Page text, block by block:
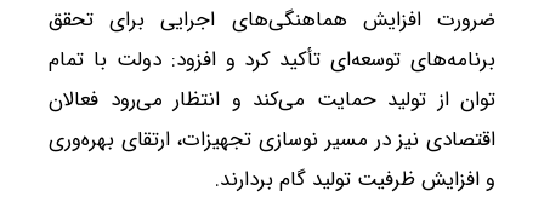
ضرورت افزایش هماهنگی‌های اجرایی برای تحقق
برنامه‌های توسعه‌ای تأکید کرد و افزود: دولت با تمام
توان از تولید حمایت می‌کند و انتظار می‌رود فعالان
اقتصادی نیز در مسیر نوسازی تجهیزات، ارتقای بهره‌وری
و افزایش ظرفیت تولید گام بردارند.